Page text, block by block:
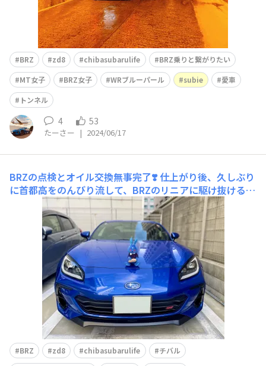
BRZ zd8 chibasubarulife
BRZ乗りと繋がりたい
MT女子
BRZ女子 WRブルーパール subie
愛車
トンネル
4 53
たーさー | 2024/06/17
BRZの点検とオイル交換無事完了❣️仕上がり後、久しぶり
に首都高をのんびり流して、BRZのリニアに駆け抜ける気
持ち良さを少し味わってきました🏎️💨 BRZもチバルも嬉
しそうな顔してる🤗💕
BRZ zd8 chibasubarulife
チバル